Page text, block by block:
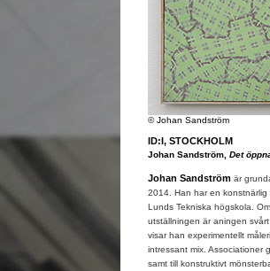
© Johan Sandström
ID:I, STOCKHOLM
Johan Sandström, Det
Johan Sandströmär
2014. Han har en
Lunds Tekniska högskola.
utställningen är aningen
visar han experimentellt
intressant mix. Associationer
samt till konstruktivt